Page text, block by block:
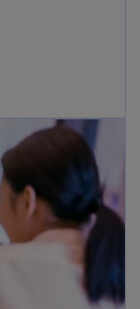
新しいタブで開く